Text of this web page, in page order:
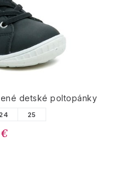
detské poltopánky
24 25